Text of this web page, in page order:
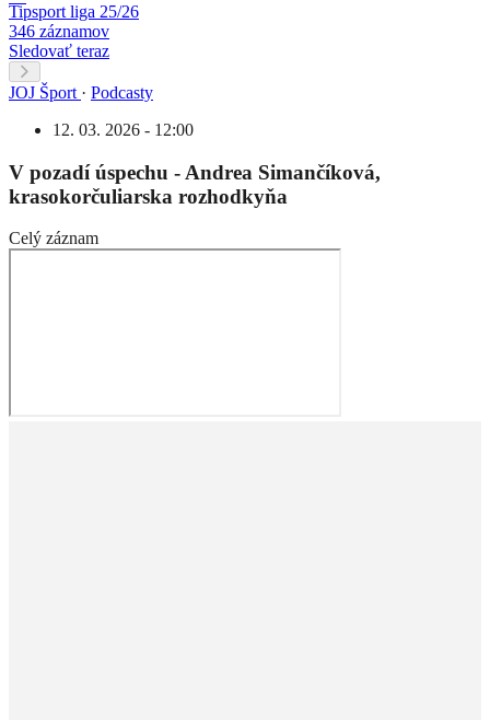
Tipsport liga 25/26
346 záznamov
Sledovať teraz
JOJ Šport · Podcasty
12. 03. 2026 - 12:00
V pozadí úspechu - Andrea Simančíková,
krasokorčuliarska rozhodkyňa
Celý záznam